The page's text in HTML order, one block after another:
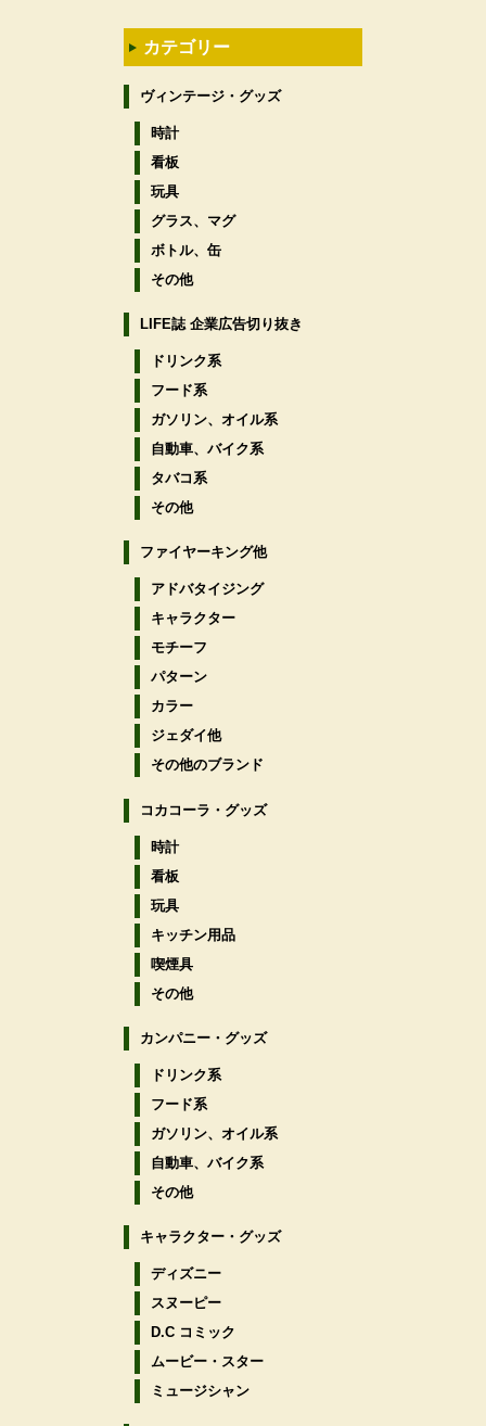
カテゴリー
ヴィンテージ・グッズ
時計
看板
玩具
グラス、マグ
ボトル、缶
その他
LIFE誌 企業広告切り抜き
ドリンク系
フード系
ガソリン、オイル系
自動車、バイク系
タバコ系
その他
ファイヤーキング他
アドバタイジング
キャラクター
モチーフ
パターン
カラー
ジェダイ他
その他のブランド
コカコーラ・グッズ
時計
看板
玩具
キッチン用品
喫煙具
その他
カンパニー・グッズ
ドリンク系
フード系
ガソリン、オイル系
自動車、バイク系
その他
キャラクター・グッズ
ディズニー
スヌーピー
D.C コミック
ムービー・スター
ミュージシャン